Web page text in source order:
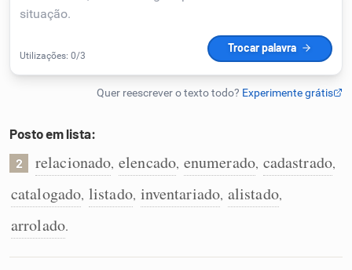
Humanizador de IA
Cata-letras
Conexões
Caça-palavras
Posto em lista:
2 relacionado, elencado, enumerado, cadastrado,
catalogado, listado, inventariado, alistado,
arrolado.